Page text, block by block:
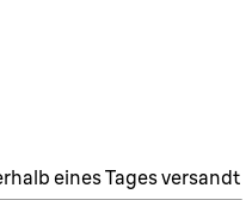
eines Tages versandt